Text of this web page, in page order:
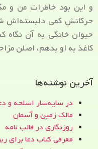
و این بود خاطرات من و
حرکاتش کمی دلبسته‌اش
حیوان خانگی به آن
کاغذ به او بدهم، اصلن
آخرین نوشته‌ها
در سایه‌سار اسلحه و
مالک زمین و آسمان
روزنگاری در قالب نامه
معرفی کتاب دعا برای